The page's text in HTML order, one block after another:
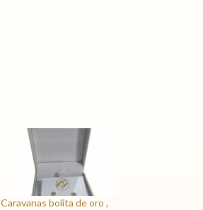
Caravanas bolita de oro ,